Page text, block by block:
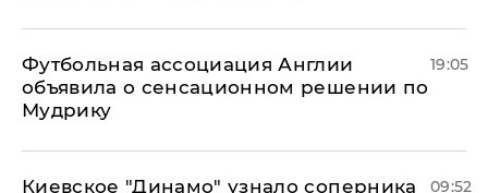
Футбольная ассоциация Англии
объявила о сенсационном решении по
Мудрику
19:05
Киевское "Динамо" узнало соперника 09:52